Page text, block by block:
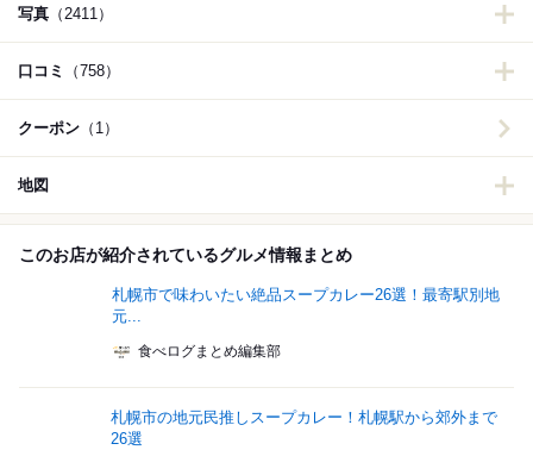
写真 （2411）
口コミ （758）
クーポン （1）
地図
このお店が紹介されているグルメ情報まとめ
札幌市で味わいたい絶品スープカレー26選！最寄駅別地
元...
食べログまとめ編集部
札幌市の地元民推しスープカレー！札幌駅から郊外まで
26選